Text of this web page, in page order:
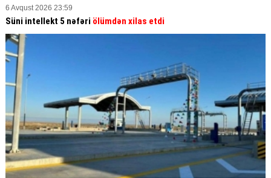
6 Avqust 2026 23:59
Süni intellekt 5 nəfəri ölümdən xilas etdi